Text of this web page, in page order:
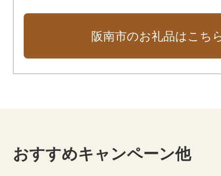
阪南市のお礼品はこち
おすすめキャンペーン他